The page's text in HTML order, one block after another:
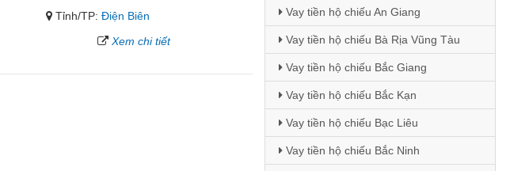
Tỉnh/TP:Điện Biên
Xem chi tiết
Vay tiền hộ chiếu An Giang
Vay tiền hộ chiếu Bà Rịa Vũng Tàu
Vay tiền hộ chiếu Bắc Giang
Vay tiền hộ chiếu Bắc Kạn
Vay tiền hộ chiếu Bạc Liêu
Vay tiền hộ chiếu Bắc Ninh